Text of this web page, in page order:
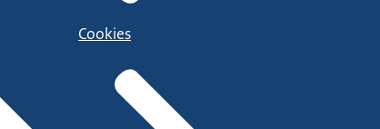
Cookies